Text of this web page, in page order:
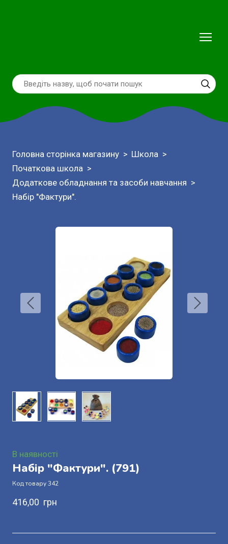
Головна сторінка магазину
Школа
Початкова школа
Додаткове обладнання та засоби навчання
Набір "Фактури".
В наявності
Набір "Фактури". (791)
Код товару 342
416,00  грн